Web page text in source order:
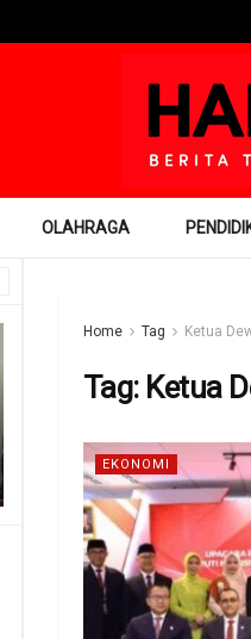
OLAHRAGA
Home Tag Ketua
Tag: Ketua
EKONOMI